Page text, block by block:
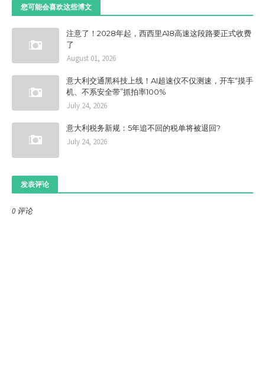
您可能会喜欢这些博文
注意了！2028年起，西西里A18高速这段路要正式收费
了
August 01, 2026
意大利交通黑科技上线！AI超速仪不仅测速，开车“摸手
机、不系安全带”抓拍率100%
July 24, 2026
意大利税务新规：5年追不回的税单将被退回?
July 24, 2026
发表评论
0 评论